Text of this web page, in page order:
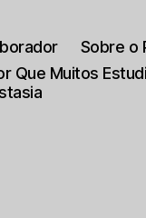
Sobre o
Que Muitos